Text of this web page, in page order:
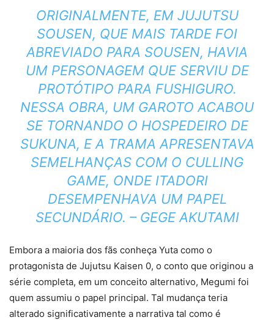
ORIGINALMENTE, EM JUJUTSU
SOUSEN, QUE MAIS TARDE FOI
ABREVIADO PARA SOUSEN, HAVIA
UM PERSONAGEM QUE SERVIU DE
PROTÓTIPO PARA FUSHIGURO.
NESSA OBRA, UM GAROTO ACABOU
SE TORNANDO O HOSPEDEIRO DE
SUKUNA, E A TRAMA APRESENTAVA
SEMELHANÇAS COM O CULLING
GAME, ONDE ITADORI
DESEMPENHAVA UM PAPEL
SECUNDÁRIO. – GEGE AKUTAMI
Embora a maioria dos fãs conheça Yuta como o
protagonista de Jujutsu Kaisen 0, o conto que originou a
série completa, em um conceito alternativo, Megumi foi
quem assumiu o papel principal. Tal mudança teria
alterado significativamente a narrativa tal como é